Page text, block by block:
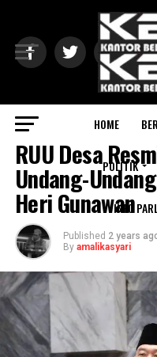
HOME
POLITIK
INFO
INFO PARLEMEN
RUU Desa
Undang-
Heri Gunawan
Published 2 years
By amalikasyari
Exit